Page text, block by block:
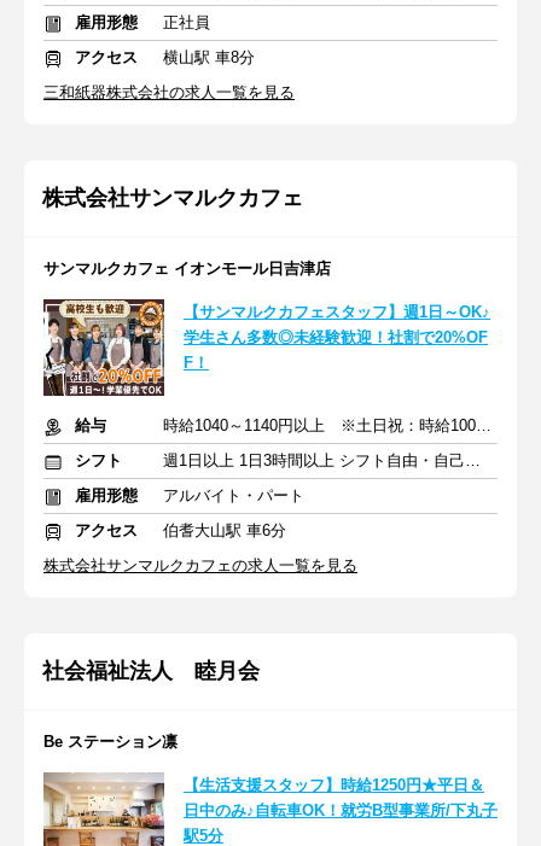
雇用形態
正社員
アクセス
横山駅 車8分
三和紙器株式会社の求人一覧を見る
株式会社サンマルクカフェ
サンマルクカフェ イオンモール日吉津店
【サンマルクカフェスタッフ】週1日～OK♪
学生さん多数◎未経験歓迎！社割で20%OF
F！
給与
時給1040～1140円以上 ※土日祝：時給100円アップ
シフト
週1日以上 1日3時間以上 シフト自由・自己申告
雇用形態
アルバイト・パート
アクセス
伯耆大山駅 車6分
株式会社サンマルクカフェの求人一覧を見る
社会福祉法人 睦月会
Be ステーション凛
【生活支援スタッフ】時給1250円★平日＆
日中のみ♪自転車OK！就労B型事業所/下丸子
駅5分